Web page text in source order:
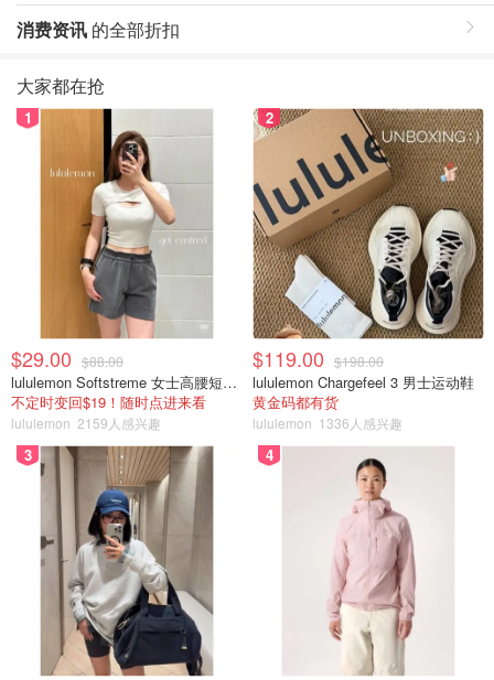
消费资讯 的全部折扣
大家都在抢
1
$29.00 $88.00
lululemon Softstreme 女士高腰短裤 10cm
不定时变回$19！随时点进来看
lululemon 2159人感兴趣
2
$119.00 $198.00
lululemon Chargefeel 3 男士运动鞋
黄金码都有货
lululemon 1336人感兴趣
3 4